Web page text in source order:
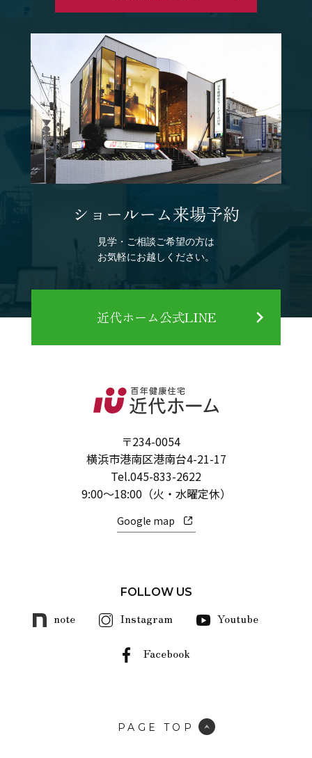
ショールーム来場予約
見学・ご相談ご希望の方は
お気軽にお越しください。
近代ホーム公式LINE
〒234-0054
横浜市港南区港南台4-21-17
Tel.045-833-2622
9:00～18:00（火・水曜定休）
Google map
FOLLOW US
note Instagram Youtube
Facebook
PAGE TOP